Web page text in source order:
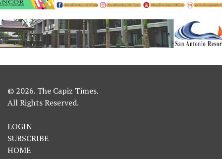
© 2026. The Capiz Times.
All Rights Reserved.
LOGIN
SUBSCRIBE
HOME